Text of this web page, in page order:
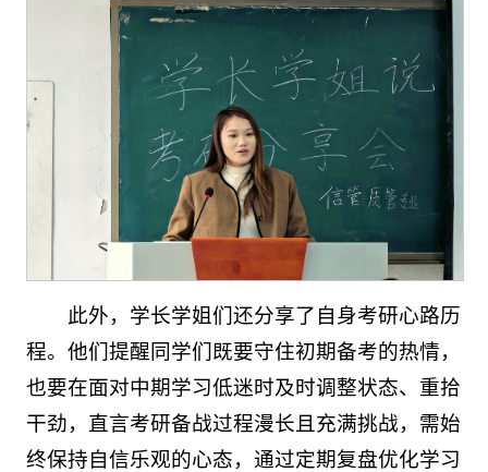
此外，学长学姐们还分享了自身考研心路历
程。他们提醒同学们既要守住初期备考的热情，
也要在面对中期学习低迷时及时调整状态、重拾
干劲，直言考研备战过程漫长且充满挑战，需始
终保持自信乐观的心态，通过定期复盘优化学习